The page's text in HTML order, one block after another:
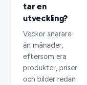
tar en
utveckling?
Veckor snarare
än månader,
eftersom era
produkter, priser
och bilder redan